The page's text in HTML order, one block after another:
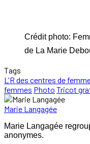
Crédit photo:
de La Marie
Tags
L'R des centres de
femmes Photo Tricot
Marie Langagée
Marie Langagée
anonymes.